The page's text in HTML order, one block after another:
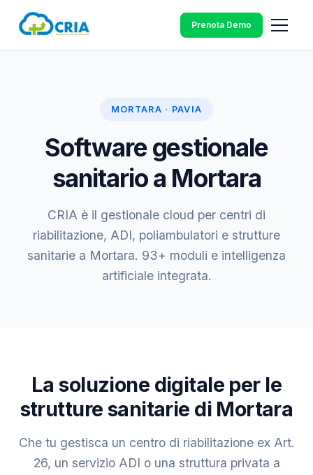
Prenota Demo
MORTARA · PAVIA
Software gestionale
sanitario a Mortara
CRIA è il gestionale cloud per centri di
riabilitazione, ADI, poliambulatori e strutture
sanitarie a Mortara. 93+ moduli e intelligenza
artificiale integrata.
La soluzione digitale per le
strutture sanitarie di Mortara
Che tu gestisca un centro di riabilitazione ex Art.
26, un servizio ADI o una struttura privata a